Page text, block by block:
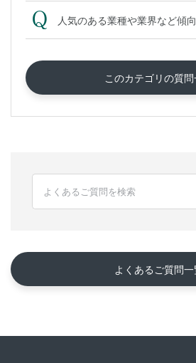
人気のある業種や業界など傾
このカテゴリの質
よくあるご質問